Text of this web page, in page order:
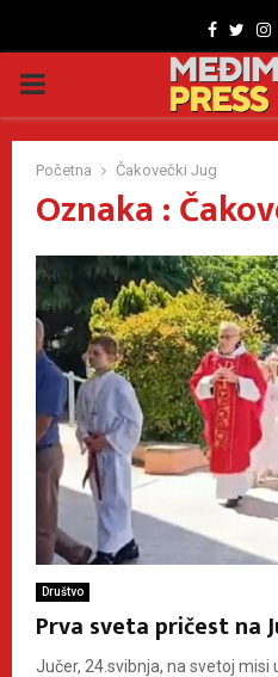
PRIMARY
MENU
Početna Čakovečki Jug
Oznaka :
Društvo
Prva sveta pričest na
Jučer, 24.svibnja, na svetoj misi